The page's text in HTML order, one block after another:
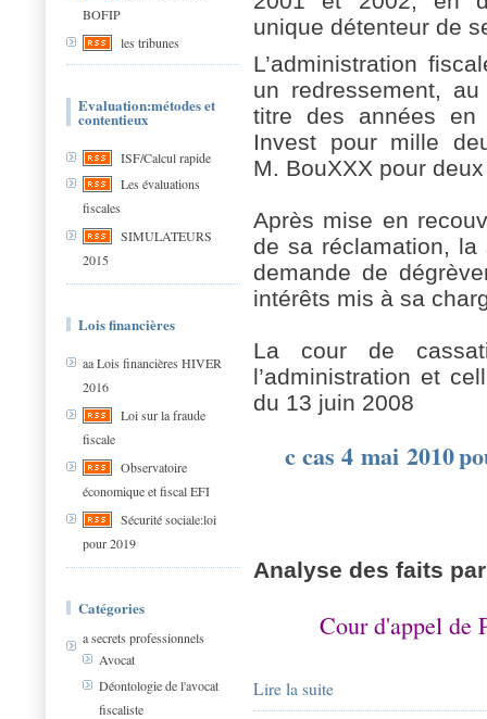
BOFIP
les tribunes
Evaluation:métodes et
contentieux
ISF/Calcul rapide
Les évaluations
fiscales
SIMULATEURS
2015
Lois financières
aa Lois financières HIVER
2016
Loi sur la fraude
fiscale
Observatoire
économique et fiscal EFI
Sécurité sociale:loi
pour 2019
Catégories
a secrets professionnels
Avocat
Déontologie de l'avocat
fiscaliste
unique détenteur de
L’administration
un redressement,
titre des années
Invest pour mille
M. BouXXX pour
Après mise en
de sa réclamation, la
demande de
intérêts mis à sa
La cour de
l’administration et
du 13 juin 2008
c cas 4 mai 2010
Analyse des faits par
Cour d'appel de
Lire la suite